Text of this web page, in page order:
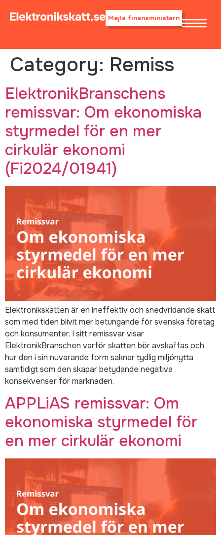
Mejla finansministern
Category: Remiss
ElektronikBranschens
remissvar: Om ekonomiska
styrmedel för en mer
cirkulär ekonomi
(Fi2024/01941)
Elektronikskatten är en ineffektiv och snedvridande skatt
som med tiden blivit mer betungande för svenska företag
och konsumenter. I sitt remissvar visar
ElektronikBranschen varför skatten bör avskaffas och
hur den i sin nuvarande form saknar tydlig miljönytta
samtidigt som den skapar betydande negativa
konsekvenser för marknaden.
APPLiAS remissvar: Om
ekonomiska styrmedel för
en mer cirkulär ekonomi